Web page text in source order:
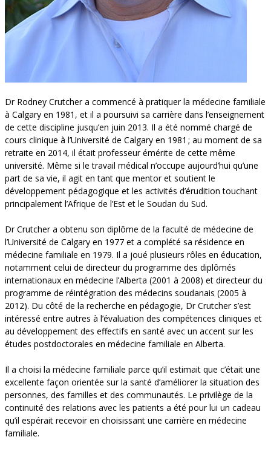
Dr Rodney Crutcher a commencé à pratiquer la médecine familiale
à Calgary en 1981, et il a poursuivi sa carrière dans l’enseignement
de cette discipline jusqu’en juin 2013. Il a été nommé chargé de
cours clinique à l’Université de Calgary en 1981 ; au moment de sa
retraite en 2014, il était professeur émérite de cette même
université. Même si le travail médical n’occupe aujourd’hui qu’une
part de sa vie, il agit en tant que mentor et soutient le
développement pédagogique et les activités d’érudition touchant
principalement l’Afrique de l’Est et le Soudan du Sud.
Dr Crutcher a obtenu son diplôme de la faculté de médecine de
l’Université de Calgary en 1977 et a complété sa résidence en
médecine familiale en 1979. Il a joué plusieurs rôles en éducation,
notamment celui de directeur du programme des diplômés
internationaux en médecine l’Alberta (2001 à 2008) et directeur du
programme de réintégration des médecins soudanais (2005 à
2012). Du côté de la recherche en pédagogie, Dr Crutcher s’est
intéressé entre autres à l’évaluation des compétences cliniques et
au développement des effectifs en santé avec un accent sur les
études postdoctorales en médecine familiale en Alberta.
Il a choisi la médecine familiale parce qu’il estimait que c’était une
excellente façon orientée sur la santé d’améliorer la situation des
personnes, des familles et des communautés. Le privilège de la
continuité des relations avec les patients a été pour lui un cadeau
qu’il espérait recevoir en choisissant une carrière en médecine
familiale.